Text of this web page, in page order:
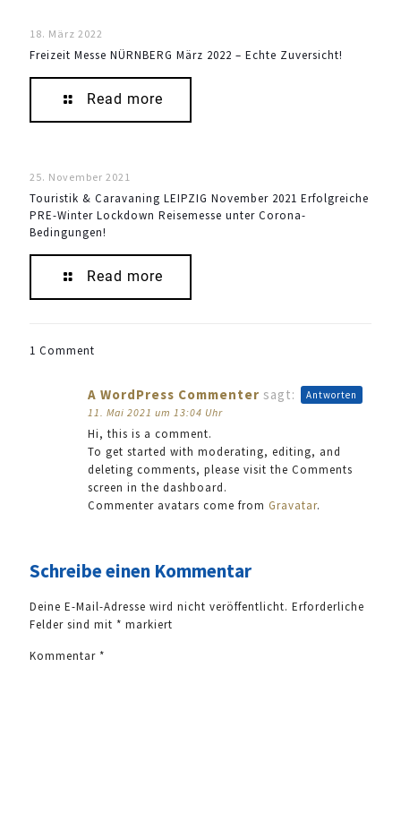
18. März 2022
Freizeit Messe NÜRNBERG März 2022 – Echte Zuversicht!
Read more
25. November 2021
Touristik & Caravaning LEIPZIG November 2021 Erfolgreiche
PRE-Winter Lockdown Reisemesse unter Corona-
Bedingungen!
Read more
1 Comment
A WordPress Commenter sagt:
11. Mai 2021 um 13:04 Uhr
Hi, this is a comment.
To get started with moderating, editing, and
deleting comments, please visit the Comments
screen in the dashboard.
Commenter avatars come from Gravatar.
Antworten
Schreibe einen Kommentar
Deine E-Mail-Adresse wird nicht veröffentlicht. Erforderliche
Felder sind mit * markiert
Kommentar *